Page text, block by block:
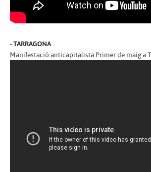
-TARRAGONA
Manifestació anticapitalista Primer de maig a